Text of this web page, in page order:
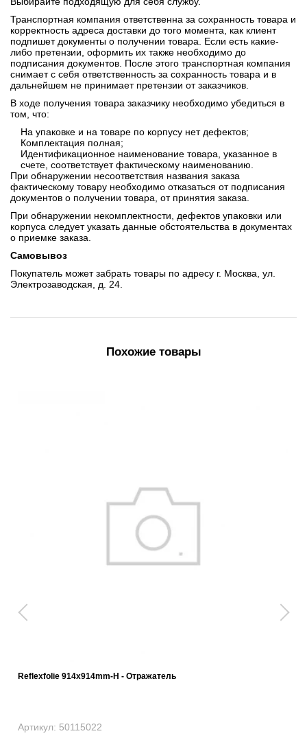
Транспортная компания ответственна за сохранность товара и
корректность адреса доставки до того момента, как клиент
подпишет документы о получении товара. Если есть какие-
либо претензии, оформить их также необходимо до
подписания документов. После этого транспортная компания
снимает с себя ответственность за сохранность товара и в
дальнейшем не принимает претензии от заказчиков.
В ходе получения товара заказчику необходимо убедиться в
том, что:
На упаковке и на товаре по корпусу нет дефектов;
Комплектация полная;
Идентификационное наименование товара, указанное в
счете, соответствует фактическому наименованию.
При обнаружении несоответствия названия заказа
фактическому товару необходимо отказаться от подписания
документов о получении товара, от принятия заказа.
При обнаружении некомплектности, дефектов упаковки или
корпуса следует указать данные обстоятельства в документах
о приемке заказа.
Самовывоз
Покупатель может забрать товары по адресу г. Москва, ул.
Электрозаводская, д. 24.
Похожие товары
Reflexfolie 914x914mm-H - Отражатель
Артикул: 50115022